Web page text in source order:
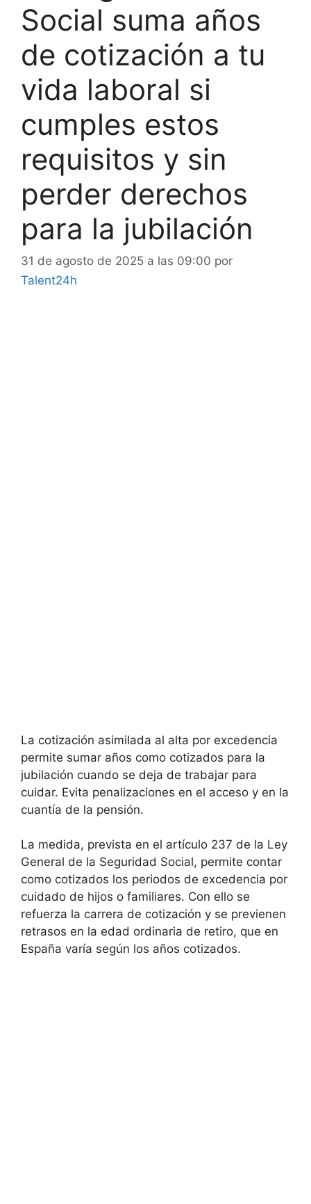
Social suma años
de cotización a tu
vida laboral si
cumples estos
requisitos y sin
perder derechos
para la jubilación
31 de agosto de 2025 a las 09:00 por
Talent24h
La cotización asimilada al alta por excedencia
permite sumar años como cotizados para la
jubilación cuando se deja de trabajar para
cuidar. Evita penalizaciones en el acceso y en la
cuantía de la pensión.
La medida, prevista en el artículo 237 de la Ley
General de la Seguridad Social, permite contar
como cotizados los periodos de excedencia por
cuidado de hijos o familiares. Con ello se
refuerza la carrera de cotización y se previenen
retrasos en la edad ordinaria de retiro, que en
España varía según los años cotizados.